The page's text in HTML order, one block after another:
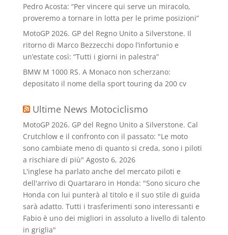
Pedro Acosta: “Per vincere qui serve un miracolo,
proveremo a tornare in lotta per le prime posizioni”
MotoGP 2026. GP del Regno Unito a Silverstone. Il
ritorno di Marco Bezzecchi dopo l’infortunio e
un’estate così: “Tutti i giorni in palestra”
BMW M 1000 RS. A Monaco non scherzano:
depositato il nome della sport touring da 200 cv
Ultime News Motociclismo
MotoGP 2026. GP del Regno Unito a Silverstone. Cal
Crutchlow e il confronto con il passato: "Le moto
sono cambiate meno di quanto si creda, sono i piloti
a rischiare di più" Agosto 6, 2026
L'inglese ha parlato anche del mercato piloti e
dell'arrivo di Quartararo in Honda: "Sono sicuro che
Honda con lui punterà al titolo e il suo stile di guida
sarà adatto. Tutti i trasferimenti sono interessanti e
Fabio è uno dei migliori in assoluto a livello di talento
in griglia"